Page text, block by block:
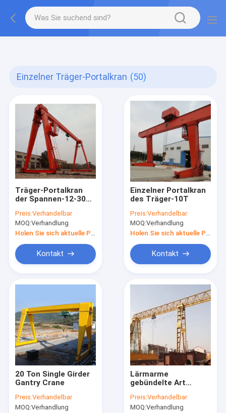
gtag('config', 'G-QWE9HWC3PF', {cookie_flags:
"SameSite=None;Secure"});
Einzelner Träger-Portalkran (50)
Träger-Portalkran
der Spannen-12-30m
Preis:Verhandelbar
MOQ:Verhandlung
Kontakt
Einzelner Portalkran
des Träger-10T
Preis:Verhandelbar
MOQ:Verhandlung
Kontakt
20 Ton Single Girder
Gantry Crane
Preis:Verhandelbar
MOQ:Verhandlung
Lärmarme
gebündelte Art
einzelner 10 Tonne
Preis:Verhandelbar
MOQ:Verhandlung